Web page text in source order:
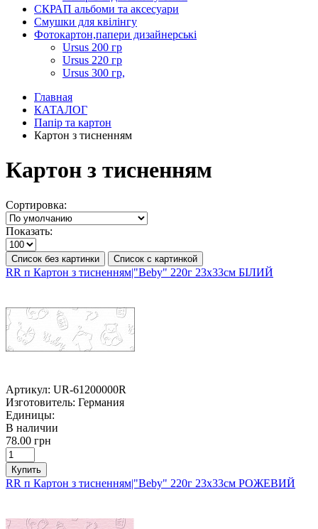
СКРАП альбоми та аксесуари
Смушки для квілінгу
Фотокартон,папери дизайнерські
Ursus 200 гр
Ursus 220 гр
Ursus 300 гр,
Главная
КАТАЛОГ
Папір та картон
Картон з тисненням
Картон з тисненням
Сортировка:
Показать:
Список без картинки Список с картинкой
RR п Картон з тисненням|"Beby" 220г 23х33см БІЛИЙ
Артикул: UR-61200000R
Изготовитель: Германия
Единицы:
В наличии
78.00 грн
Купить
RR п Картон з тисненням|"Beby" 220г 23х33см РОЖЕВИЙ